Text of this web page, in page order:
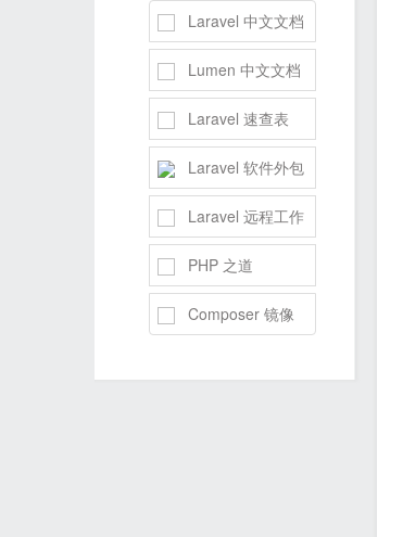
Laravel 中文文档
Lumen 中文文档
Laravel 速查表
Laravel 软件外包
Laravel 远程工作
PHP 之道
Composer 镜像